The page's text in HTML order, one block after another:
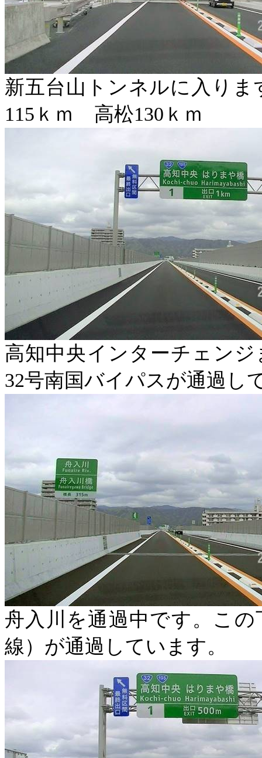
新五台山トンネルに入りま
115 ｋｍ 高松130 ｋｍ
高知中央インターチェン
32号南国バイパスが通過し
舟入川を通過中です。こ
線）が通過しています。